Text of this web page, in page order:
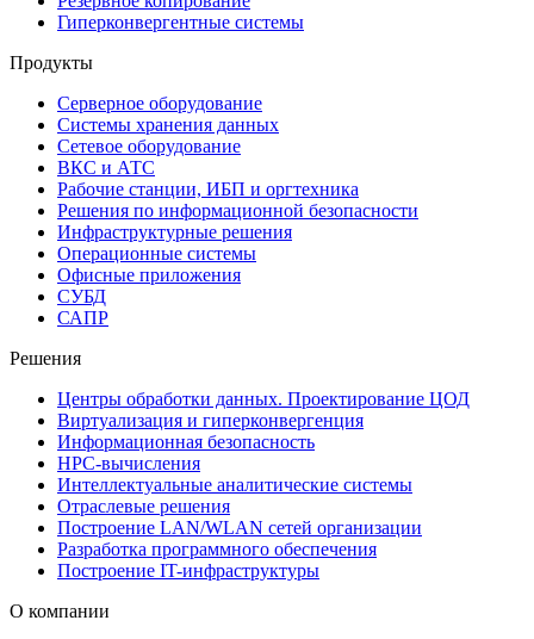
Гиперконвергентные системы
Продукты
Серверное оборудование
Системы хранения данных
Сетевое оборудование
ВКС и АТС
Рабочие станции, ИБП и оргтехника
Решения по информационной безопасности
Инфраструктурные решения
Операционные системы
Офисные приложения
СУБД
САПР
Решения
Центры обработки данных. Проектирование ЦОД
Виртуализация и гиперконвергенция
Информационная безопасность
HPC-вычисления
Интеллектуальные аналитические системы
Отраслевые решения
Построение LAN/WLAN сетей организации
Разработка программного обеспечения
Построение IT-инфраструктуры
О компании